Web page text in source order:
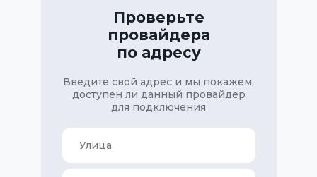
Проверьте
провайдера
по адресу
Введите свой адрес и мы покажем,
доступен ли данный провайдер
для подключения